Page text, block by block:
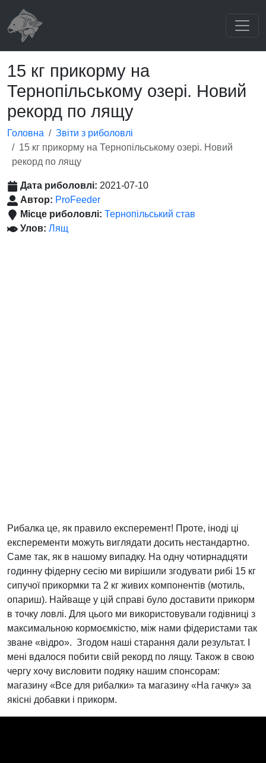
15 кг прикорму на
Тернопільському озері. Новий
рекорд по лящу
Головна
Звіти з риболовлі
15 кг прикорму на Тернопільському озері. Новий
рекорд по лящу
Дата риболовлі: 2021-07-10
Автор: ProFeeder
Місце риболовлі: Тернопільський став
Улов: Лящ
Рибалка це, як правило експеремент! Проте, іноді ці
експеременти можуть виглядати досить нестандартно.
Саме так, як в нашому випадку. На одну чотирнадцяти
годинну фідерну сесію ми вирішили згодувати рибі 15 кг
сипучої прикормки та 2 кг живих компонентів (мотиль,
опариш). Найваще у цій справі було доставити прикорм
в точку ловлі. Для цього ми використовували годівниці з
максимальною кормоємкістю, між нами фідеристами так
зване «відро». Згодом наші старання дали результат. І
мені вдалося побити свій рекорд по лящу. Також в свою
чергу хочу висловити подяку нашим спонсорам:
магазину «Все для рибалки» та магазину «На гачку» за
якісні добавки і прикорм.